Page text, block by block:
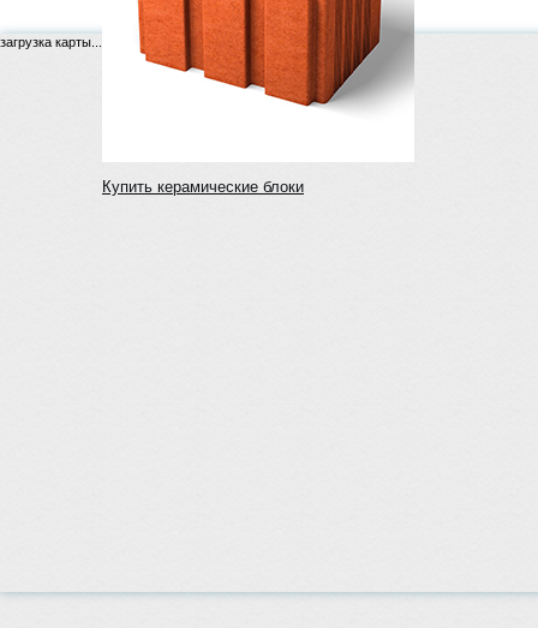
Купить керамические блоки
загрузка карты...